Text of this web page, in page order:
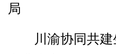
局
川渝协同共建